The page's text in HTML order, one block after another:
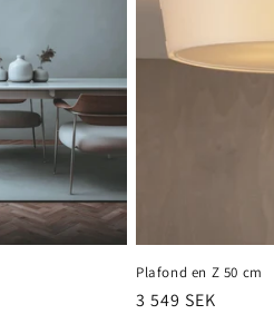
Plafond en Z 50 cm
Prix
3 549 SEK